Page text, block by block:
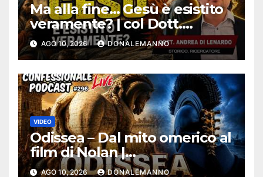
Ma alla fine… Gesù è esistito
veramente? | col Dott.
Andrea Di Lenardo |
#ConfessionalePodcast 298
AGO 10, 2026 DONALEMANNO
VIDEO
Odissea – Dal mito omerico al
film di Nolan |
#ConfessionalePodcast 296
AGO 10, 2026 DONALEMANNO